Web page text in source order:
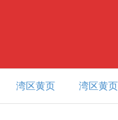
湾区黄页 湾区黄